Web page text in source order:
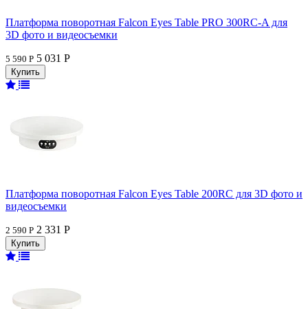
Платформа поворотная Falcon Eyes Table PRO 300RC-A для
3D фото и видеосъемки
5 590 Р 5 031 Р
Платформа поворотная Falcon Eyes Table 200RC для 3D фото и
видеосъемки
2 590 Р 2 331 Р